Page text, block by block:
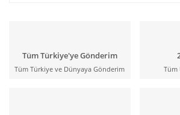
Tüm Türkiye'ye Gönderim
Tüm Türkiye ve Dünyaya Gönderim Tüm